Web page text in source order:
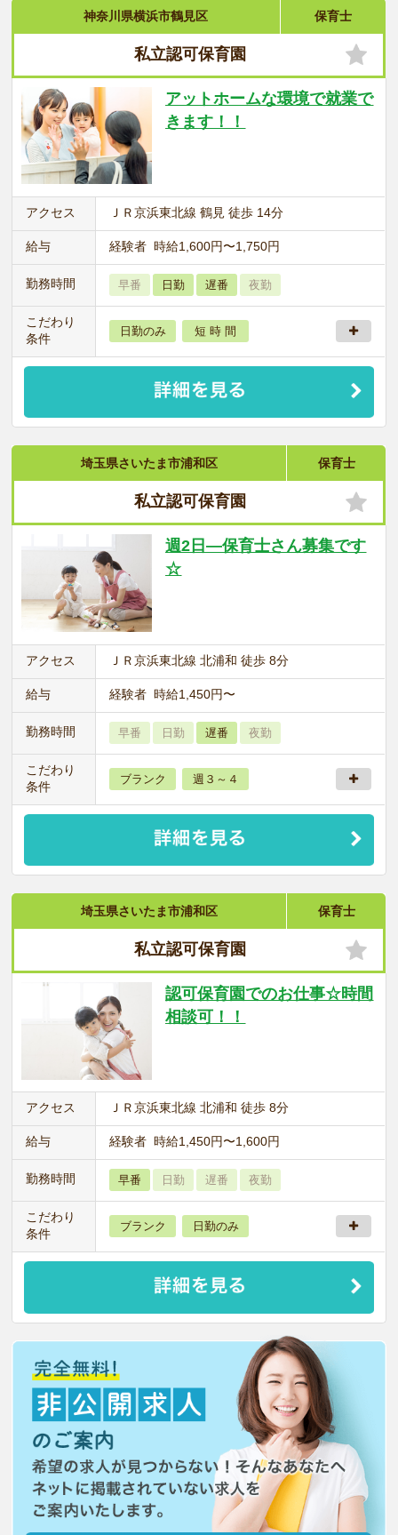
神奈川県横浜市鶴見区 保育士
私立認可保育園
アットホームな環境で就業で
きます！！
アクセス ＪＲ京浜東北線 鶴見 徒歩 14分
給与 経験者 時給1,600円〜1,750円
勤務時間 早番 日勤 遅番 夜勤
こだわり
条件
日勤のみ 短 時 間
埼玉県さいたま市浦和区 保育士
私立認可保育園
週2日―保育士さん募集です
☆
アクセス ＪＲ京浜東北線 北浦和 徒歩 8分
給与 経験者 時給1,450円〜
勤務時間 早番 日勤 遅番 夜勤
こだわり
条件
ブランク 週３～４
埼玉県さいたま市浦和区 保育士
私立認可保育園
認可保育園でのお仕事☆時間
相談可！！
アクセス ＪＲ京浜東北線 北浦和 徒歩 8分
給与 経験者 時給1,450円〜1,600円
勤務時間 早番 日勤 遅番 夜勤
こだわり
条件
ブランク 日勤のみ